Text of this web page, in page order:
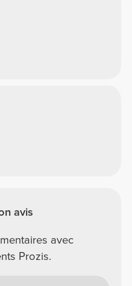
avis
avec
Prozis.